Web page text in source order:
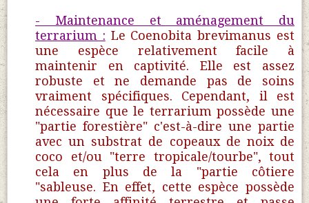
- Maintenance et aménagement du
terrarium : Le Coenobita brevimanus est
une espèce relativement facile à
maintenir en captivité. Elle est assez
robuste et ne demande pas de soins
vraiment spécifiques. Cependant, il est
nécessaire que le terrarium possède une
"partie forestière" c'est-à-dire une partie
avec un substrat de copeaux de noix de
coco et/ou "terre tropicale/tourbe", tout
cela en plus de la "partie côtiere
"sableuse. En effet, cette espèce possède